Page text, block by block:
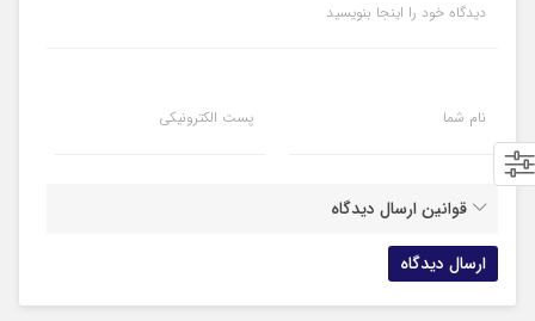
دیدگاه خود را اینجا بنویسید
نام شما پست الکترونیکی
قوانین ارسال دیدگاه